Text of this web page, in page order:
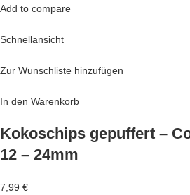
Add to compare
Schnellansicht
Zur Wunschliste hinzufügen
In den Warenkorb
Kokoschips gepuffert –
12 – 24mm
7,99 €